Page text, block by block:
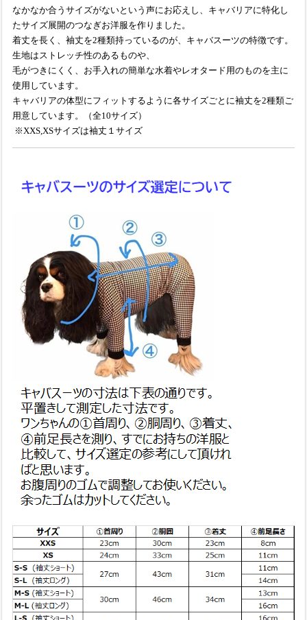
なかなか合うサイズがないという声にお応えし、キャバリアに特化し
たサイズ展開のつなぎお洋服を作りました。
着丈を長く、袖丈を2種類持っているのが、キャバスーツの特徴です。
生地はストレッチ性のあるものや、
毛がつきにくく、お手入れの簡単な水着やレオタード用のものを主に
使用しています。
キャバリアの体型にフィットするように各サイズごとに袖丈を2種類ご
用意しています。（全10サイズ）
※XXS,XSサイズは袖丈１サイズ